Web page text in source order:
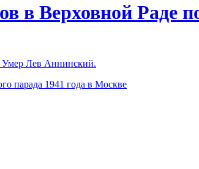
в Верховной Раде
Умер Лев Аннинский.
парада 1941 года в Москве